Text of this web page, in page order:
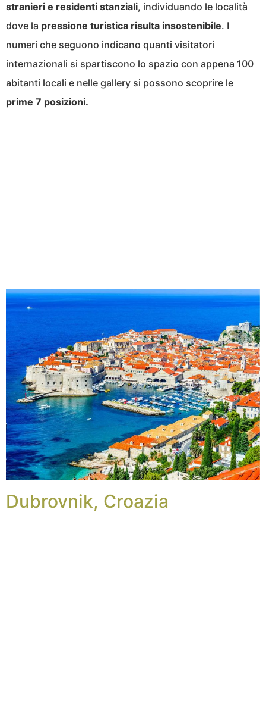
stranieri e residenti stanziali, individuando le località
dove la pressione turistica risulta insostenibile. I
numeri che seguono indicano quanti visitatori
internazionali si spartiscono lo spazio con appena 100
abitanti locali e nelle gallery si possono scoprire le
prime 7 posizioni.
Dubrovnik, Croazia